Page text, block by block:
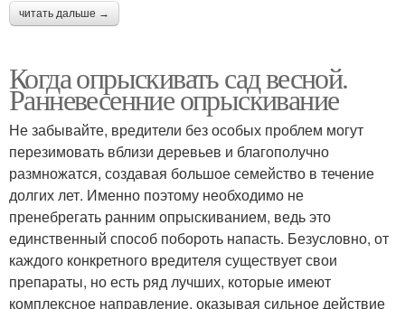
читать дальше →
Когда опрыскивать сад весной.
Ранневесенние опрыскивание
Не забывайте, вредители без особых проблем могут
перезимовать вблизи деревьев и благополучно
размножатся, создавая большое семейство в течение
долгих лет. Именно поэтому необходимо не
пренебрегать ранним опрыскиванием, ведь это
единственный способ побороть напасть. Безусловно, от
каждого конкретного вредителя существует свои
препараты, но есть ряд лучших, которые имеют
комплексное направление, оказывая сильное действие